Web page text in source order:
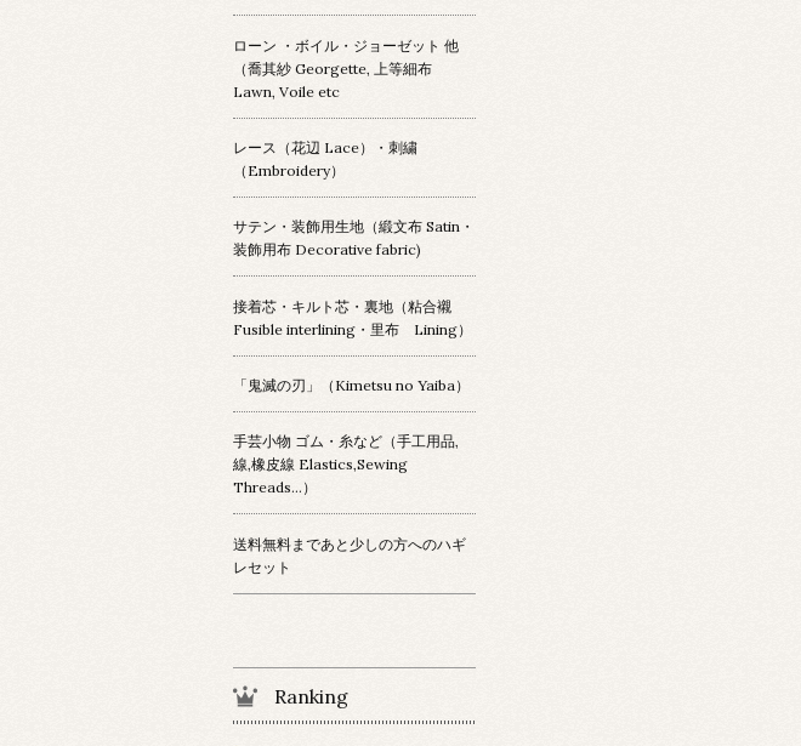
ローン ・ボイル・ジョーゼット 他
（喬其紗 Georgette, 上等細布
Lawn, Voile etc
レース（花辺 Lace）・刺繍
（Embroidery）
サテン・装飾用生地（緞文布 Satin・
装飾用布 Decorative fabric)
接着芯・キルト芯・裏地（粘合襯
Fusible interlining・里布 Lining）
「鬼滅の刃」（Kimetsu no Yaiba）
手芸小物 ゴム・糸など（手工用品,
線,橡皮線 Elastics,Sewing
Threads...）
送料無料まであと少しの方へのハギ
レセット
Ranking